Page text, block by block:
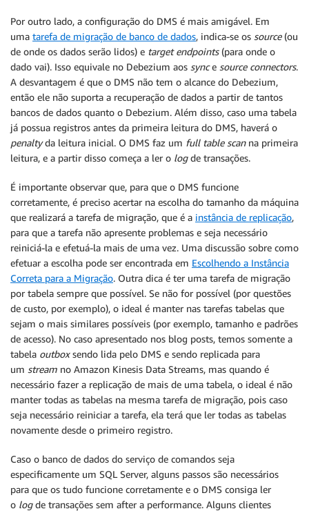
Por outro lado, a configuração do DMS é mais amigável. Em
uma tarefa de migração de banco de dados, indica-se os source(ou
de onde os dados serão lidos) e target endpoints(para onde o
dado vai). Isso equivale no Debezium aos synce source connectors.
A desvantagem é que o DMS não tem o alcance do Debezium,
então ele não suporta a recuperação de dados a partir de tantos
bancos de dados quanto o Debezium. Além disso, caso uma tabela
já possua registros antes da primeira leitura do DMS, haverá o
penaltyda leitura inicial. O DMS faz um full table scanna primeira
leitura, e a partir disso começa a ler o logde transações.
É importante observar que, para que o DMS funcione
corretamente, é preciso acertar na escolha do tamanho da máquina
que realizará a tarefa de migração, que é a instância de replicação,
para que a tarefa não apresente problemas e seja necessário
reiniciá-la e efetuá-la mais de uma vez. Uma discussão sobre como
efetuar a escolha pode ser encontrada em Escolhendo a Instância
Correta para a Migração. Outra dica é ter uma tarefa de migração
por tabela sempre que possível. Se não for possível (por questões
de custo, por exemplo), o ideal é manter nas tarefas tabelas que
sejam o mais similares possíveis (por exemplo, tamanho e padrões
de acesso). No caso apresentado nos blog posts, temos somente a
tabela outboxsendo lida pelo DMS e sendo replicada para
um stream no Amazon Kinesis Data Streams, mas quando é
necessário fazer a replicação de mais de uma tabela, o ideal é não
manter todas as tabelas na mesma tarefa de migração, pois caso
seja necessário reiniciar a tarefa, ela terá que ler todas as tabelas
novamente desde o primeiro registro.
Caso o banco de dados do serviço de comandos seja
especificamente um SQL Server, alguns passos são necessários
para que os tudo funcione corretamente e o DMS consiga ler
o logde transações sem after a performance. Alguns clientes